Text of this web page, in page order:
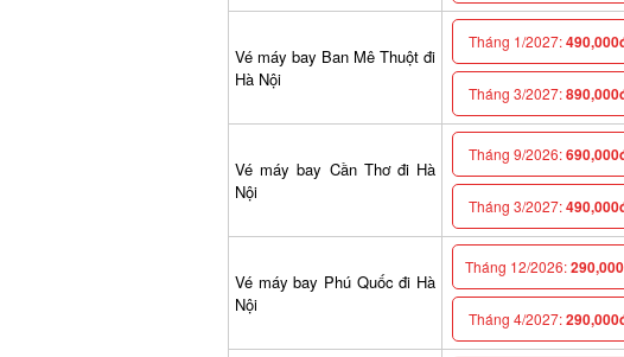
Vé máy bay Ban Mê Thuột đi
Hà Nội
Tháng 1/2027:490,000đ
Tháng 3/2027:890,000đ
Vé máy bay Cần Thơ đi Hà
Nội
Tháng 9/2026:690,000đ
Tháng 3/2027:490,000đ
Vé máy bay Phú Quốc đi Hà
Nội
Tháng 12/2026:290,000đ
Tháng 4/2027:290,000đ